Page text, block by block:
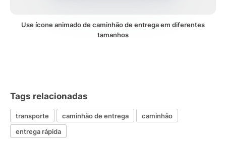
Use ícone animado de caminhão de entrega em diferentes
tamanhos
Tags relacionadas
transporte caminhão de entrega
caminhão
entrega rápida